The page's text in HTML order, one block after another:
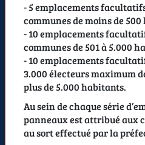
- 5 emplacements
communes de moins de
- 10 emplacements
communes de 501 à 5.000
- 10 emplacements
3.000 électeurs maximum
plus de 5.000 habitants.
Au sein de chaque série
panneaux est attribué aux
au sort effectué par la